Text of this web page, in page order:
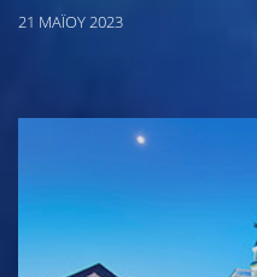
21 ΜΑΪΟΥ 2023